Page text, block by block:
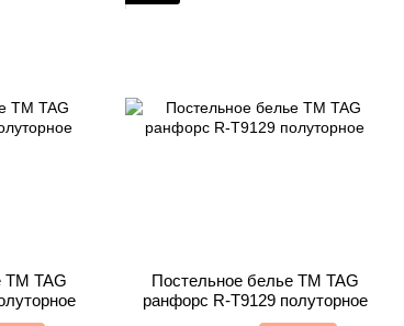
TM TAG
Постельное белье TM TAG
ранфорс R-T9129 полуторное